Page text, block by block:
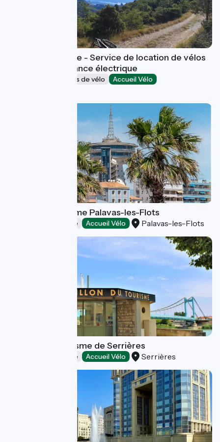
Boutique JLN Bike - Service de location de vélos
et vélos à assistance électrique
Loueurs/réparateurs de vélo Accueil Vélo
Office de Tourisme Palavas-les-Flots
Offices de Tourisme Accueil Vélo Palavas-les-Flots
Pavillon du Tourisme de Serrières
Offices de Tourisme Accueil Vélo Serrières